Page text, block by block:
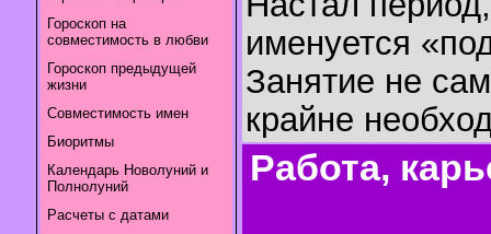
Гороскоп на
совместимость в любви
Гороскоп предыдущей
жизни
Совместимость имен
Биоритмы
Календарь Новолуний и
Полнолуний
Расчеты с датами
именуется
Занятие не
крайне
Работа,